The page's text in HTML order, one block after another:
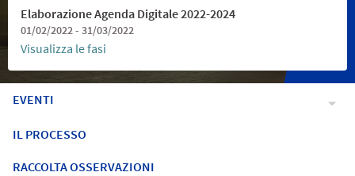
Elaborazione Agenda Digitale 2022-2024
01/02/2022 - 31/03/2022
Visualizza le fasi
EVENTI
IL PROCESSO
RACCOLTA OSSERVAZIONI